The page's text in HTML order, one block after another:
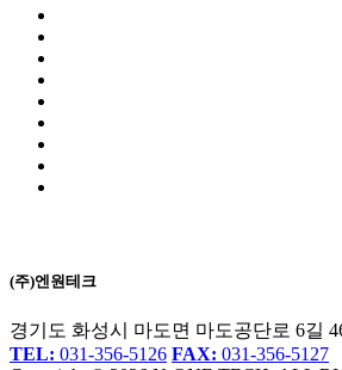
(주)엔원테크
경기도 화성시 마도면 마도공단로 6길
TEL: 031-356-5126 FAX: 031-356-5127